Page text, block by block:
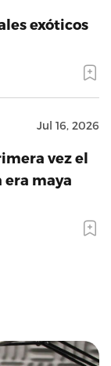
exóticos
Jul 16, 2026
vez el
maya